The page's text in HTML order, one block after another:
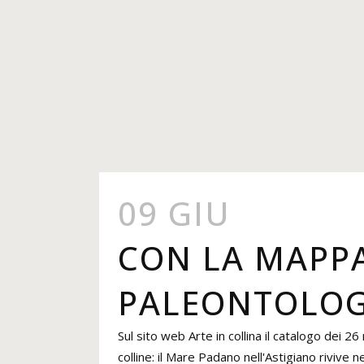
09 GIU
CON LA
Sul sito web Arte in collina il catalogo dei
colline: il Mare Padano nell'Astigiano rivive